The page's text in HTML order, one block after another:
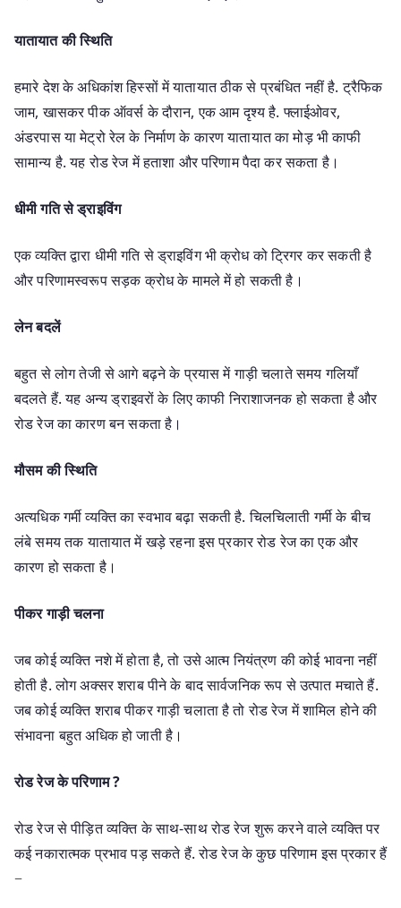
यातायात की स्थिति
हमारे देश के अधिकांश हिस्सों में यातायात ठीक से प्रबंधित नहीं है. ट्रैफिक
जाम, खासकर पीक ऑवर्स के दौरान, एक आम दृश्य है. फ्लाईओवर,
अंडरपास या मेट्रो रेल के निर्माण के कारण यातायात का मोड़ भी काफी
सामान्य है. यह रोड रेज में हताशा और परिणाम पैदा कर सकता है।
धीमी गति से ड्राइविंग
एक व्यक्ति द्वारा धीमी गति से ड्राइविंग भी क्रोध को ट्रिगर कर सकती है
और परिणामस्वरूप सड़क क्रोध के मामले में हो सकती है।
लेन बदलें
बहुत से लोग तेजी से आगे बढ़ने के प्रयास में गाड़ी चलाते समय गलियाँ
बदलते हैं. यह अन्य ड्राइवरों के लिए काफी निराशाजनक हो सकता है और
रोड रेज का कारण बन सकता है।
मौसम की स्थिति
अत्यधिक गर्मी व्यक्ति का स्वभाव बढ़ा सकती है. चिलचिलाती गर्मी के बीच
लंबे समय तक यातायात में खड़े रहना इस प्रकार रोड रेज का एक और
कारण हो सकता है।
पीकर गाड़ी चलना
जब कोई व्यक्ति नशे में होता है, तो उसे आत्म नियंत्रण की कोई भावना नहीं
होती है. लोग अक्सर शराब पीने के बाद सार्वजनिक रूप से उत्पात मचाते हैं.
जब कोई व्यक्ति शराब पीकर गाड़ी चलाता है तो रोड रेज में शामिल होने की
संभावना बहुत अधिक हो जाती है।
रोड रेज के परिणाम ?
रोड रेज से पीड़ित व्यक्ति के साथ-साथ रोड रेज शुरू करने वाले व्यक्ति पर
कई नकारात्मक प्रभाव पड़ सकते हैं. रोड रेज के कुछ परिणाम इस प्रकार हैं
−